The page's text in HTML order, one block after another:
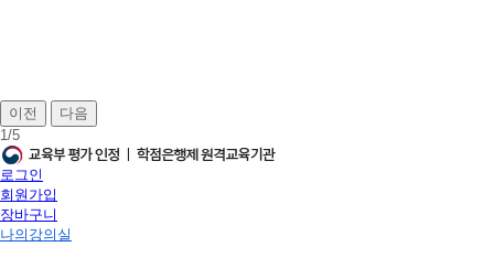
이전
다음
1/5
로그인
회원가입
장바구니
나의강의실